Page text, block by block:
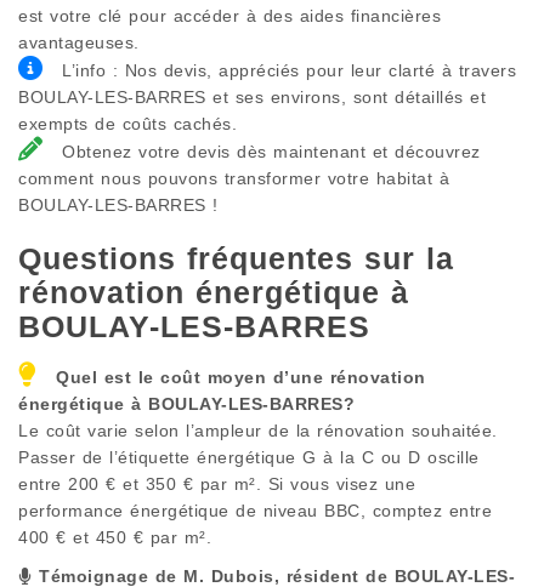
est votre clé pour accéder à des aides financières
avantageuses.
L’info : Nos devis, appréciés pour leur clarté à travers
BOULAY-LES-BARRES et ses environs, sont détaillés et
exempts de coûts cachés.
Obtenez votre devis dès maintenant et découvrez
comment nous pouvons transformer votre habitat à
BOULAY-LES-BARRES !
Questions fréquentes sur la
rénovation énergétique à
BOULAY-LES-BARRES
Quel est le coût moyen d’une rénovation
énergétique à BOULAY-LES-BARRES?
Le coût varie selon l’ampleur de la rénovation souhaitée.
Passer de l’étiquette énergétique G à la C ou D oscille
entre 200 € et 350 € par m². Si vous visez une
performance énergétique de niveau BBC, comptez entre
400 € et 450 € par m².
Témoignage de M. Dubois, résident de BOULAY-LES-